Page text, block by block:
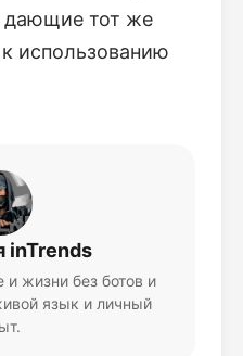
дающие тот же
использованию
inTrends
жизни без ботов и
язык и личный